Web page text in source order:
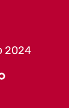
2024 כל הזכויות שמורות לגל גפן